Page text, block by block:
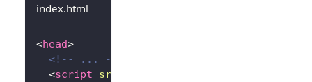
index.html
<head>
<!-- ... -->
<script src